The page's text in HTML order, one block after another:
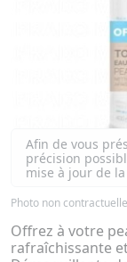
Afin de vous
précision
mise à jour de
Photo non
Offrez à votre
rafraîchissante